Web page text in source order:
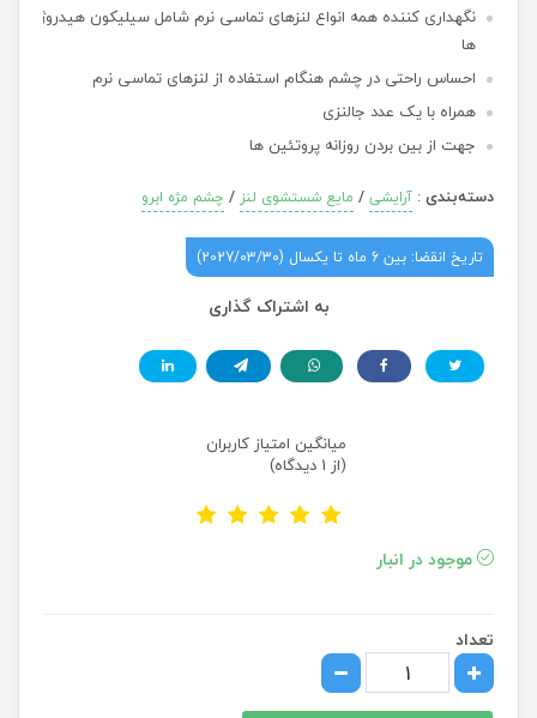
نگهداری کننده همه انواع لنزهای تماسی نرم شامل سیلیکون هیدروژل
ها
احساس راحتی در چشم هنگام استفاده از لنزهای تماسی نرم
همراه با یک عدد جالنزی
جهت از بین بردن روزانه پروتئین ها
دسته‌بندی: آرایشی/ مایع شستشوی لنز/ چشم مژه ابرو
تاریخ انقضا: بین 6 ماه تا یکسال (2027/03/30)
به اشتراک گذاری
میانگین امتیاز کاربران
(از 1 دیدگاه)
موجود در انبار
تعداد